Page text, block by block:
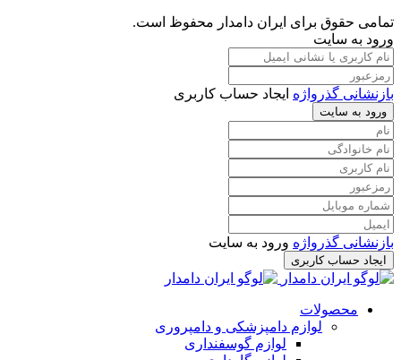
تمامی حقوق برای ایران دامدار محفوظ است.
ورود به سایت
بازنشانی گذرواژه ایجاد حساب کاربری
ورود به سایت
بازنشانی گذرواژه ورود به سایت
ایجاد حساب کاربری
محصولات
لوازم دامپزشکی و دامپروری
لوازم گوسفنداری